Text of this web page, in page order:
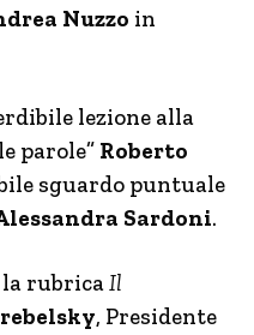
Nuzzo in
lezione alla
parole” Roberto
sguardo puntuale
Sardoni.
rubricaIl
, Presidente